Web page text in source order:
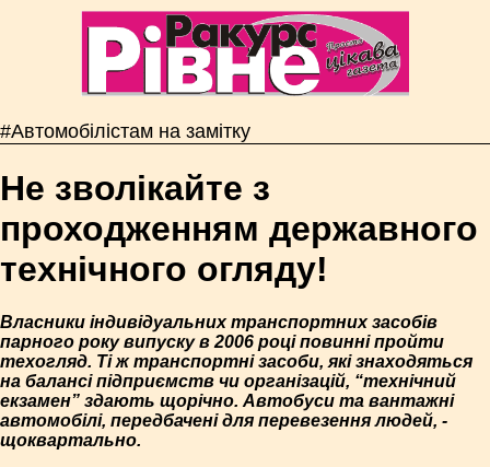
#Автомобілістам на замітку
Не зволікайте з
проходженням державного
технічного огляду!
Власники індивідуальних транспортних засобів
парного року випуску в 2006 році повинні пройти
техогляд. Ті ж транспортні засоби, які знаходяться
на балансі підприємств чи організацій, “технічний
екзамен” здають щорічно. Автобуси та вантажні
автомобілі, передбачені для перевезення людей, -
щоквартально.